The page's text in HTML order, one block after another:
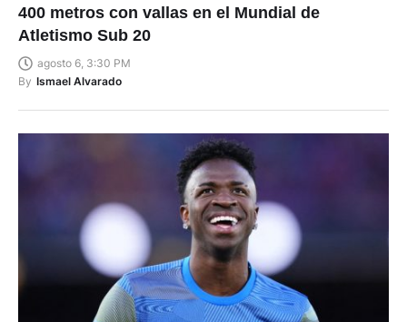
400 metros con vallas en el Mundial de
Atletismo Sub 20
agosto 6, 3:30 PM
By Ismael Alvarado